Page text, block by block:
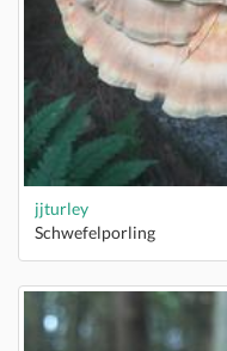
jjturley
Schwefelporling